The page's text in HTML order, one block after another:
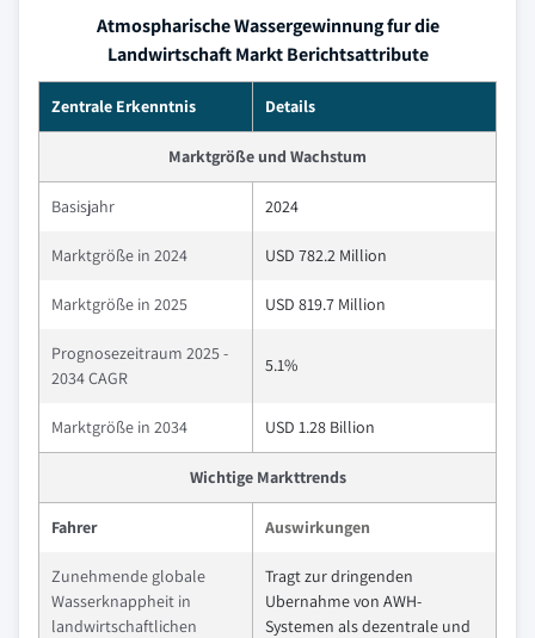
Atmospharische Wassergewinnung fur die
Landwirtschaft Markt Berichtsattribute
Zentrale Erkenntnis Details
Marktgröße und Wachstum
Basisjahr 2024
Marktgröße in 2024 USD 782.2 Million
Marktgröße in 2025 USD 819.7 Million
Prognosezeitraum 2025 -
2034 CAGR
5.1%
Marktgröße in 2034 USD 1.28 Billion
Wichtige Markttrends
Fahrer Auswirkungen
Zunehmende globale
Wasserknappheit in
landwirtschaftlichen
Tragt zur dringenden
Ubernahme von AWH-
Systemen als dezentrale und